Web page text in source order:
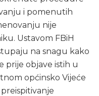
i pomenutih
nije
Ustavom FBiH
na snagu kako
prije objave istih u
općinsko Vijeće